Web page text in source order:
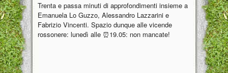
Trenta e passa minuti di approfondimenti insieme a
Emanuela Lo Guzzo, Alessandro Lazzarini e
Fabrizio Vincenti. Spazio dunque alle vicende
rossonere: lunedì alle ⏰19.05: non mancate!